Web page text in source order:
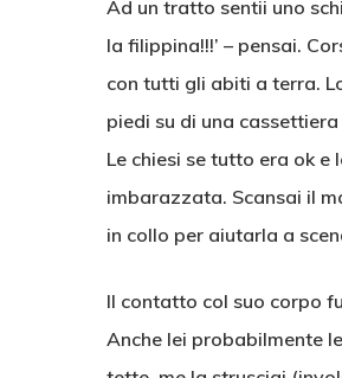
Ad un tratto sentii uno
la filippina!!!’ – pensai.
con tutti gli abiti a terra.
piedi su di una
Le chiesi se tutto era ok
imbarazzata. Scansai il
in collo per aiutarla a
Il contatto col suo corpo
Anche lei probabilmente